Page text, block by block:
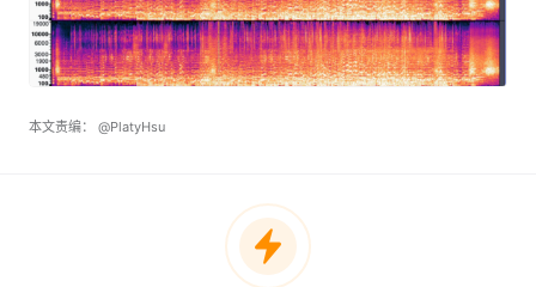
本文责编： @PlatyHsu